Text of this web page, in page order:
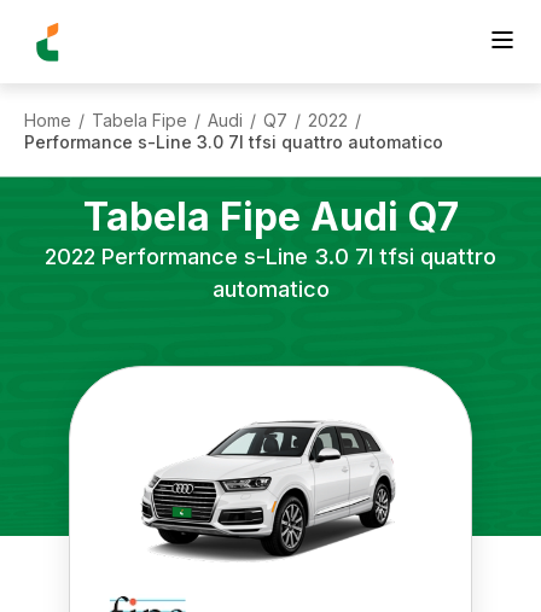
Home / Tabela Fipe / Audi / Q7 / 2022 /
Performance s-Line 3.0 7l tfsi quattro automatico
Tabela Fipe Audi Q7
2022 Performance s-Line 3.0 7l tfsi quattro
automatico